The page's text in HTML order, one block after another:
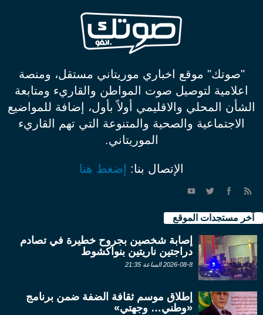
"صوتك" موقع اخباري موريتاني مستقل، ومنصة
اعلامية لتوصيل صوت المواطن والقاريء ومتابعة
الشأن المحلي والاقليمي أولاً بأول، إضافة للمواضيع
الاجتماعية والصحية والمتنوعة التي تهم القاريء
الموريتاني.
الإتصال بنا: إضغط هنا
آخر مستجدات الموقع
إصابة شخصين بجروح خطيرة في تصادم
دراجتين ناريتين بنواكشوط
2026-08-8 الساعة 21:35
إطلاق موسم ثقافة الضفة ضمن برنامج
«وطني… وجهتي»